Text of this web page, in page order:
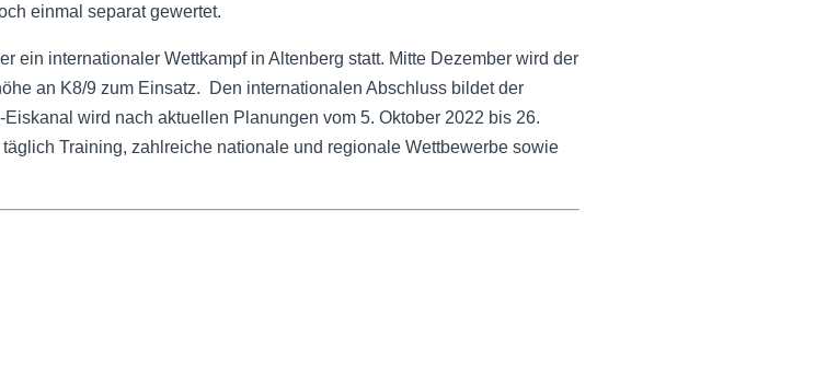
einmal separat gewertet.
ein internationaler Wettkampf in Altenberg statt. Mitte Dezember wird der
an K8/9 zum Einsatz. Den internationalen Abschluss bildet der
wird nach aktuellen Planungen vom 5. Oktober 2022 bis 26.
Training, zahlreiche nationale und regionale Wettbewerbe sowie